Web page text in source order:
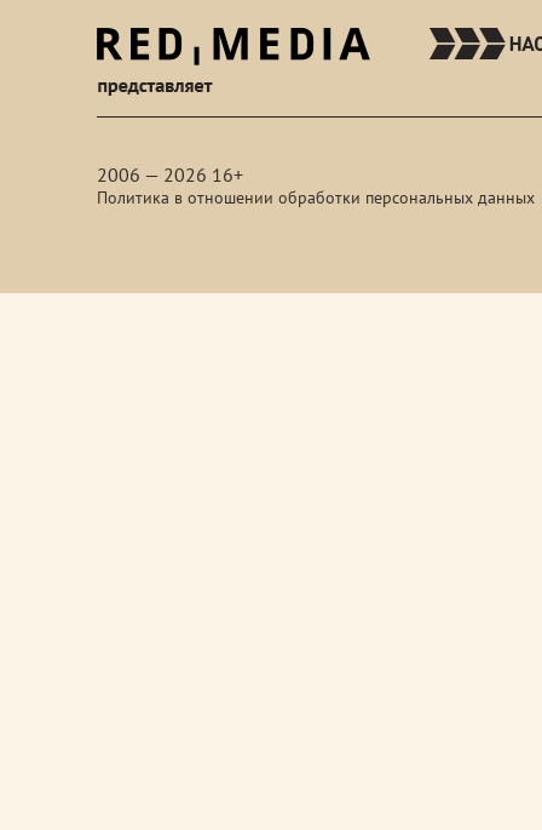
2006 — 2026 16+
Политика в отношении обработки персональных данных